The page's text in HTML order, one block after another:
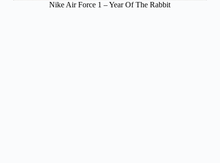
Nike Air Force 1 – Year Of The Rabbit